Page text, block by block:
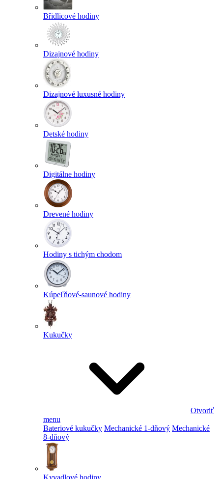
Břidlicové hodiny
Dizajnové hodiny
Dizajnové luxusné hodiny
Detské hodiny
Digitálne hodiny
Drevené hodiny
Hodiny s tichým chodom
Kúpeľňové-saunové hodiny
Kukučky
Otvoriť
menu
Bateriové kukučky Mechanické 1-dňový Mechanické
8-dňový
Kyvadlové hodiny